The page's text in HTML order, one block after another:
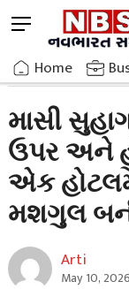
to
content
M
n
u
u
t
t
o
Home
Home»Relationship
માસી
ઉપર અને
એક
મશગુલ
Arti
May 10, 2026